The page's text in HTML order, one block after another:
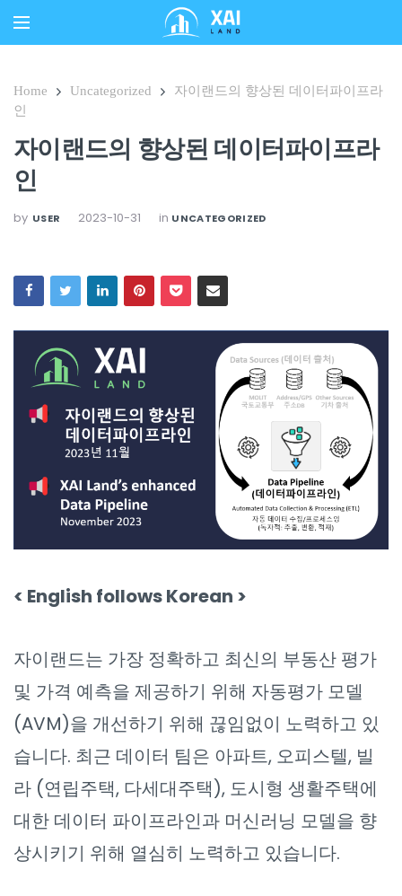
Home Uncategorized
자이랜드의 향상된 데이터파이프라
인
자이랜드의 향상된 데이터파이프라
인
by USER 2023-10-31 in UNCATEGORIZED
< English follows Korean >
자이랜드는 가장 정확하고 최신의 부동산 평가
및 가격 예측을 제공하기 위해 자동평가 모델
(AVM)을 개선하기 위해 끊임없이 노력하고 있
습니다. 최근 데이터 팀은 아파트, 오피스텔, 빌
라 (연립주택, 다세대주택), 도시형 생활주택에
대한 데이터 파이프라인과 머신러닝 모델을 향
상시키기 위해 열심히 노력하고 있습니다.